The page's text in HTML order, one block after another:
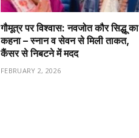
गौमूत्र पर विश्वास: नवजोत कौर सिद्धू का
कहना – स्नान व सेवन से मिली ताकत,
कैंसर से निबटने में मदद
FEBRUARY 2, 2026